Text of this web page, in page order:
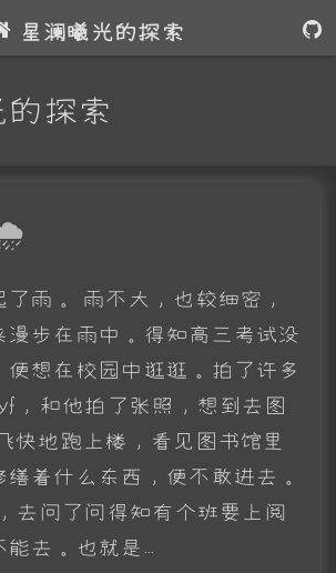
星澜曦光的探索
探索
雨。 雨不大，也较细密，
漫步在雨中。得知高三考试没
便想在校园中逛逛。拍了许多
，和他拍了张照，想到去图
快地跑上楼，看见图书馆里
着什么东西，便不敢进去。
去问了问得知有个班要上阅
去。也就是...